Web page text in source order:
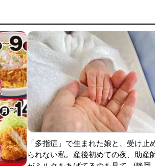
「多指症」で生まれた娘と、受け止
られない私。産後初めての夜、助産